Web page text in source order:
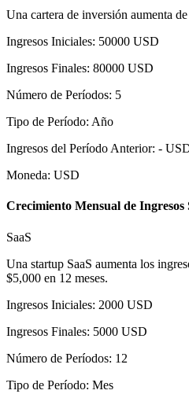
Una cartera de inversión aumenta
Ingresos Iniciales: 50000 USD
Ingresos Finales: 80000 USD
Número de Períodos: 5
Tipo de Período: Año
Ingresos del Período Anterior: -
Moneda: USD
Crecimiento Mensual de Ingresos
SaaS
Una startup SaaS aumenta los
$5,000 en 12 meses.
Ingresos Iniciales: 2000 USD
Ingresos Finales: 5000 USD
Número de Períodos: 12
Tipo de Período: Mes